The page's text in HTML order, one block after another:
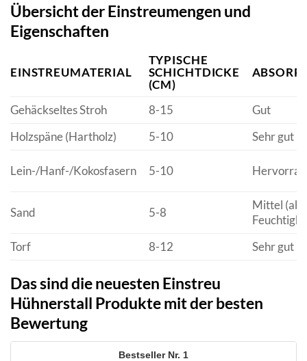
Übersicht der Einstreumengen und
Eigenschaften
EINSTREUMATERIAL
TYPISCHE
SCHICHTDICKE
(CM)
Gehäckseltes Stroh 8-15
Gut
Holzspäne (Hartholz)
5-10 Sehr gut
Lein-/Hanf-/Kokosfasern 5-10
Sand 5-8
Mittel
Torf
8-12 Sehr gut
Das sind die neuesten Einstreu
Hühnerstall Produkte mit der besten
Bewertung
1